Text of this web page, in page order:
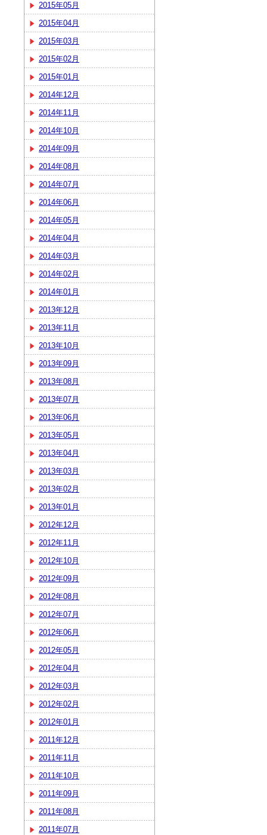
2015年05月
2015年04月
2015年03月
2015年02月
2015年01月
2014年12月
2014年11月
2014年10月
2014年09月
2014年08月
2014年07月
2014年06月
2014年05月
2014年04月
2014年03月
2014年02月
2014年01月
2013年12月
2013年11月
2013年10月
2013年09月
2013年08月
2013年07月
2013年06月
2013年05月
2013年04月
2013年03月
2013年02月
2013年01月
2012年12月
2012年11月
2012年10月
2012年09月
2012年08月
2012年07月
2012年06月
2012年05月
2012年04月
2012年03月
2012年02月
2012年01月
2011年12月
2011年11月
2011年10月
2011年09月
2011年08月
2011年07月